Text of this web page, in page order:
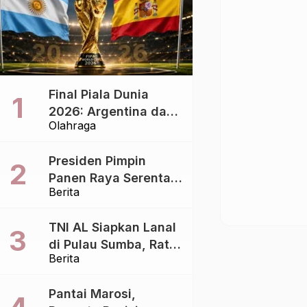
Olahraga
Final Piala Dunia
2026: Argentina dan
Spanyol Berebut
Lebih Siap?
Berita
Presiden Pimpin
Panen Raya Serentak
di 43 Titik, Perkuat
Nasional
Berita
TNI AL Siapkan Lanal
di Pulau Sumba, Ratu
Wulla: Perkuat
Daerah!
Pantai Marosi,